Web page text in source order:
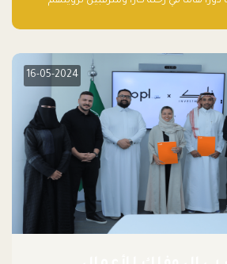
جيد أيضًا للأعمال”.
16-05-2024